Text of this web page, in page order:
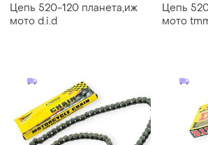
Цепь 520-120 планета,иж
мото d.i.d
Цепь
мото